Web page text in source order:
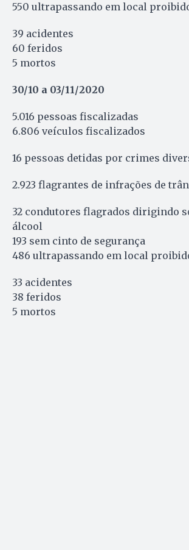
550 ultrapassando em local
39 acidentes
60 feridos
5 mortos
30/10 a 03/11/2020
5.016 pessoas fiscalizadas
6.806 veículos fiscalizados
16 pessoas detidas por crimes
2.923 flagrantes de infrações de
32 condutores flagrados dirigindo
álcool
193 sem cinto de segurança
486 ultrapassando em local
33 acidentes
38 feridos
5 mortos